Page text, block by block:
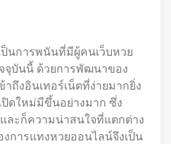
นการพนันที่มีผู้คนเว็บหวย
จุบันนี้ ด้วยการพัฒนาของ
าถึงอินเทอร์เน็ตที่ง่ายมากยิ่ง
ปิดใหม่มีขึ้นอย่างมาก ซึ่ง
ละก็ความน่าสนใจที่แตกต่าง
การแทงหวยออนไลน์จึงเป็น